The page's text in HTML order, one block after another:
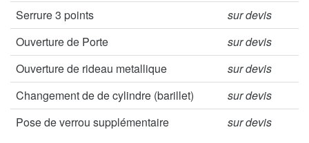
Serrure 3 points
sur devis
Ouverture de Porte
sur devis
Ouverture de rideau metallique
sur devis
Changement de de cylindre (barillet)
sur devis
Pose de verrou supplémentaire
sur devis